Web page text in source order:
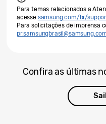
Para temas relacionados a
acesse samsung.com/br/
Para solicitações de imprensa
Confira as últimas